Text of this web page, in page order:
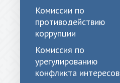
Комиссии по
противодействию
коррупции
Комиссия по
урегулированию
конфликта интересов